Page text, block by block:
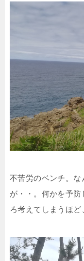
不苦労のベンチ。
が・・。何かを予
ろ考えてしまうほど